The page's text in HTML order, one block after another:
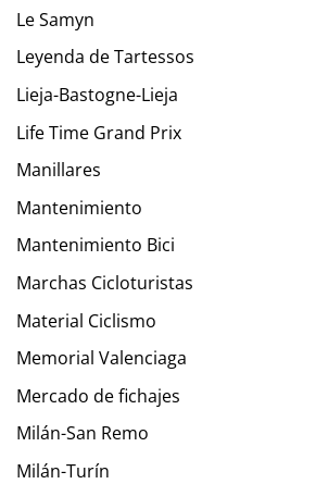
Le Samyn
Leyenda de Tartessos
Lieja-Bastogne-Lieja
Life Time Grand Prix
Manillares
Mantenimiento
Mantenimiento Bici
Marchas Cicloturistas
Material Ciclismo
Memorial Valenciaga
Mercado de fichajes
Milán-San Remo
Milán-Turín